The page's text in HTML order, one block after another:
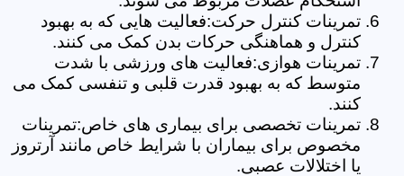
تمرینات کنترل حرکت:فعالیت هایی که به بهبود
کنترل و هماهنگی حرکات بدن کمک می کنند.
تمرینات هوازی:فعالیت های ورزشی با شدت
متوسط که به بهبود قدرت قلبی و تنفسی کمک می
کنند.
تمرینات تخصصی برای بیماری های خاص:تمرینات
مخصوص برای بیماران با شرایط خاص مانند آرتروز
یا اختلالات عصبی.